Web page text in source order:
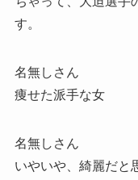
す。
名無しさん
痩せた派手な女
名無しさん
いやいや、綺麗だと